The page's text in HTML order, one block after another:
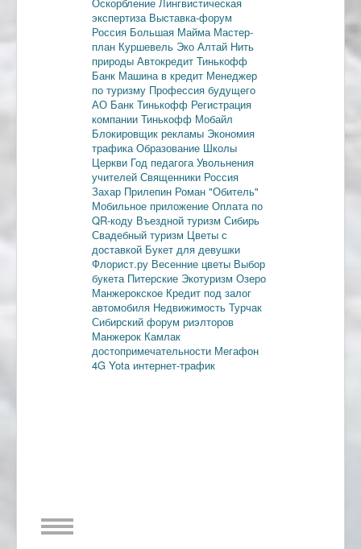
экспертиза Выставка-форум
Россия Большая Майма Мастер-
план Куршевель Эко Алтай Нить
природы Автокредит Тинькофф
Банк Машина в кредит Менеджер
по туризму Профессия будущего
АО Банк Тинькофф Регистрация
компании Тинькофф Мобайл
Блокировщик рекламы Экономия
трафика Образование Школы
Церкви Год педагога Увольнения
учителей Священники Россия
Захар Прилепин Роман "Обитель"
Мобильное приложение Оплата по
QR-коду Въездной туризм Сибирь
Свадебный туризм Цветы с
доставкой Букет для девушки
Флорист.ру Весенние цветы Выбор
букета Питерские Экотуризм Озеро
Манжерокское Кредит под залог
автомобиля Недвижимость Турчак
Сибирский форум риэлторов
Манжерок Камлак
достопримечательности Мегафон
4G Yota интернет-трафик